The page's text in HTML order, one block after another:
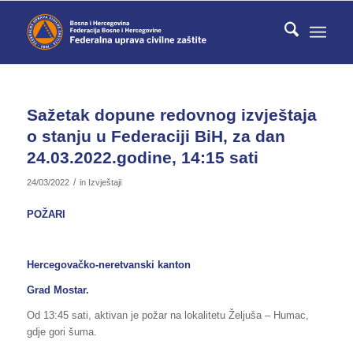
Sažetak dopune redovnog izvještaja
o stanju u Federaciji BiH, za dan
24.03.2022.godine, 14:15 sati
24/03/2022 / in Izvještaji
POŽARI
Hercegovačko-neretvanski kanton
Grad Mostar.
Od 13:45 sati, aktivan je požar na lokalitetu Željuša – Humac,
gdje gori šuma.